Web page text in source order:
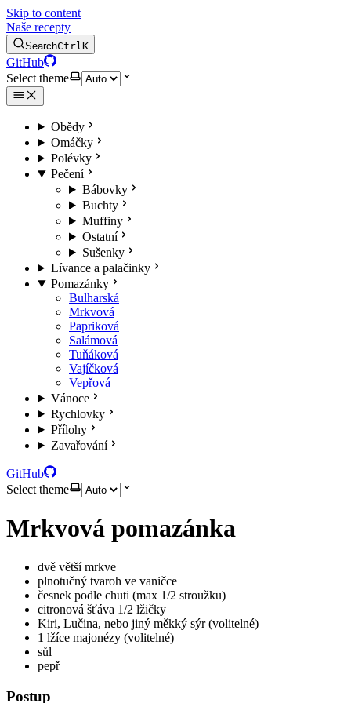
Skip to content
Naše recepty
SearchCtrlK
GitHub
Select theme
Obědy
Omáčky
Polévky
Pečení
Bábovky
Buchty
Muffiny
Ostatní
Sušenky
Lívance a palačinky
Pomazánky
Bulharská
Mrkvová
Papriková
Salámová
Tuňáková
Vajíčková
Vepřová
Vánoce
Rychlovky
Přílohy
Zavařování
GitHub
Select theme
Mrkvová pomazánka
dvě větší mrkve
plnotučný tvaroh ve vaničce
česnek podle chuti (max 1/2 stroužku)
citronová šťáva 1/2 lžičky
Kiri, Lučina, nebo jiný měkký sýr (volitelné)
1 lžíce majonézy (volitelné)
sůl
pepř
Postup